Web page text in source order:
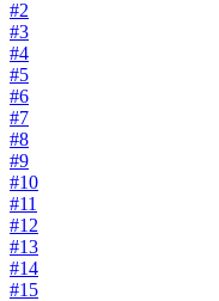
#2
#3
#4
#5
#6
#7
#8
#9
#10
#11
#12
#13
#14
#15